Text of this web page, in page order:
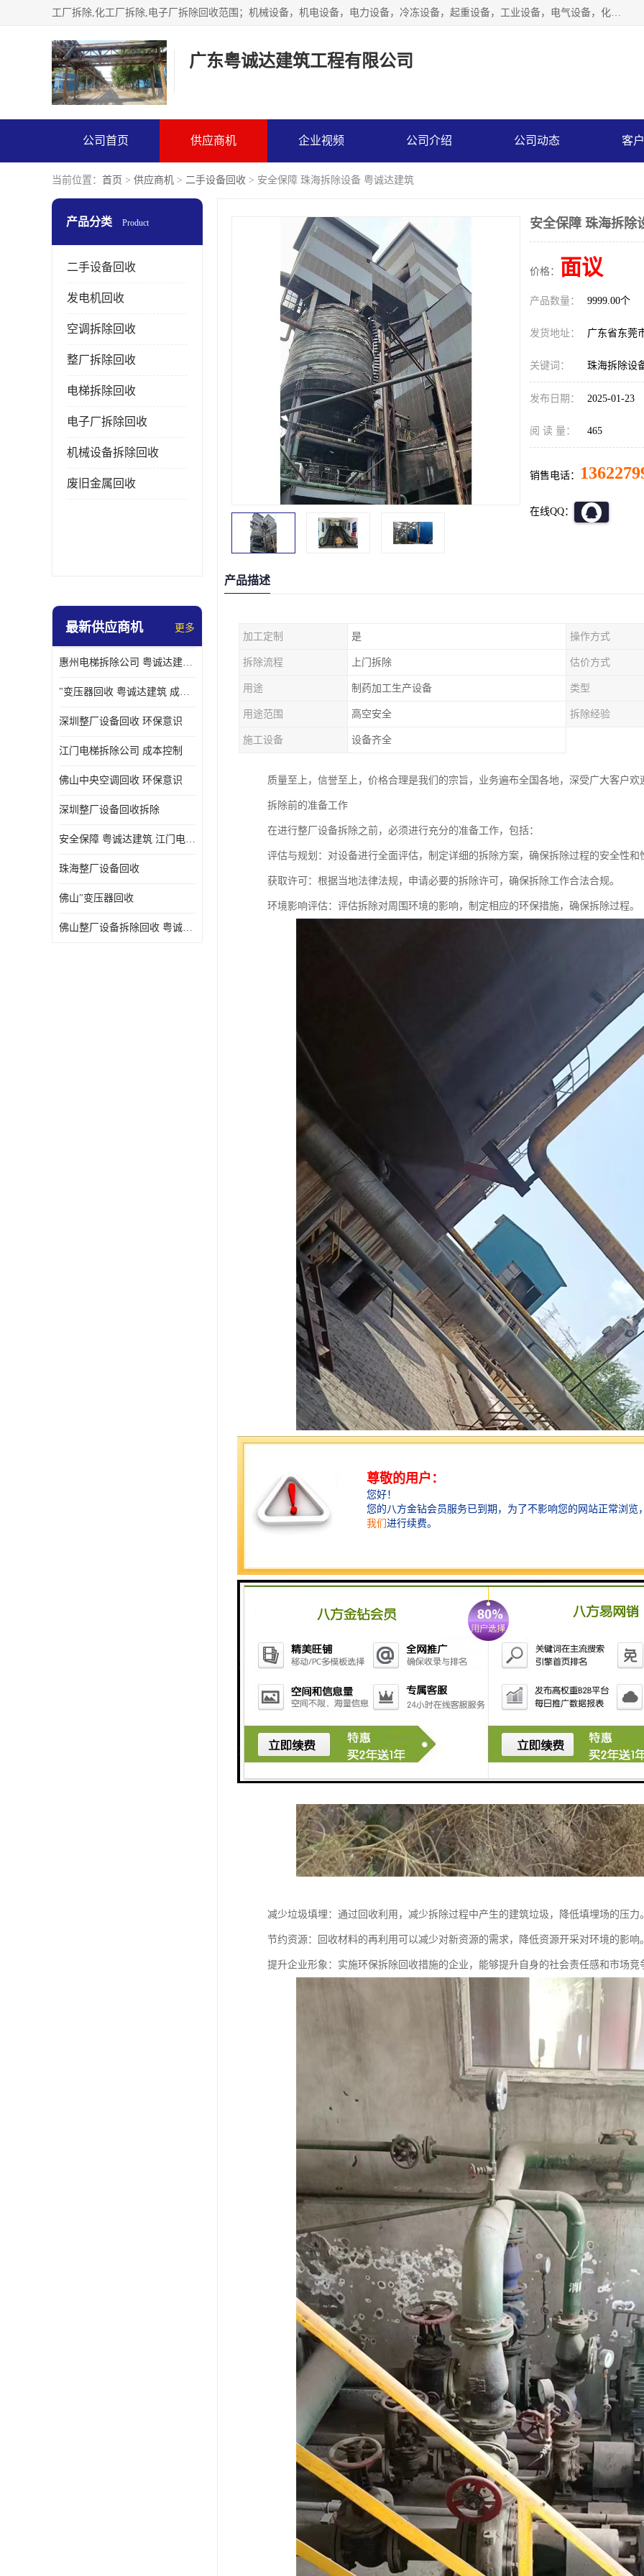
工厂拆除,化工厂拆除,电子厂拆除回收范围；机械设备，机电设备，电力设备，冷冻设备，起重设备，工业设备，电气设备，化工设备，木工设备，纺织设备，印染设备，水洗设备，电力物资，废旧金属，废旧物资，二手锅炉，二手电梯。
广东粤诚达建筑工程有限公司
公司首页 供应商机 企业视频 公司介绍 公司动态 客
当前位置： 首页 > 供应商机 > 二手设备回收 > 安全保障 珠海拆除设备 粤诚达建筑
产品分类 Product
二手设备回收
发电机回收
空调拆除回收
整厂拆除回收
电梯拆除回收
电子厂拆除回收
机械设备拆除回收
废旧金属回收
最新供应商机 更多
惠州电梯拆除公司 粤诚达建筑 安全保障
"变压器回收 粤诚达建筑 成本控制
深圳整厂设备回收 环保意识
江门电梯拆除公司 成本控制
佛山中央空调回收 环保意识
深圳整厂设备回收拆除
安全保障 粤诚达建筑 江门电梯拆除公司
珠海整厂设备回收
佛山"变压器回收
佛山整厂设备拆除回收 粤诚达建筑 环保意识
安全保障 珠海拆除
价格： 面议
产品数量： 9999.00个
发货地址： 广东省东莞
关键词： 珠海拆除设
发布日期： 2025-01-23
阅 读 量： 465
销售电话：
在线QQ：
产品描述
加工定制 是 操作方式
拆除流程 上门拆除 估价方式
用途 制药加工生产设备 类型
用途范围 高空安全 拆除经验
施工设备 设备齐全
质量至上，信誉至上，价格合理是我们的宗旨，业务遍布全国各地，深受广大客户
拆除前的准备工作
在进行整厂设备拆除之前，必须进行充分的准备工作，包括：
评估与规划：对设备进行全面评估，制定详细的拆除方案，确保拆除过程的安全性和
获取许可：根据当地法律法规，申请必要的拆除许可，确保拆除工作合法合规。
环境影响评估：评估拆除对周围环境的影响，制定相应的环保措施，确保拆除过程。
减少垃圾填埋：通过回收利用，减少拆除过程中产生的建筑垃圾，降低填埋场的压力
节约资源：回收材料的再利用可以减少对新资源的需求，降低资源开采对环境的影响
提升企业形象：实施环保拆除回收措施的企业，能够提升自身的社会责任感和市场竞